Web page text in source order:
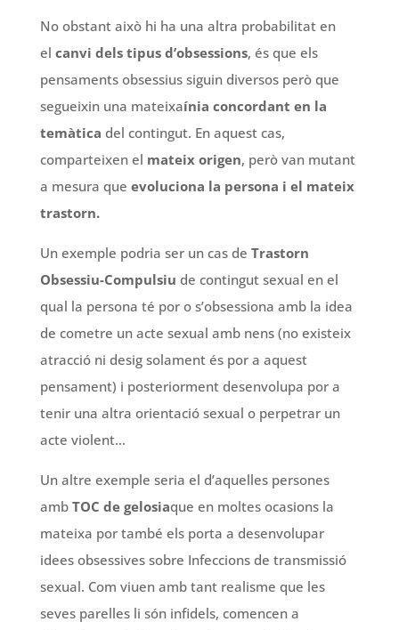
No obstant això hi ha una altra probabilitat en
el canvi dels tipus d’obsessions, és que els
pensaments obsessius siguin diversos però que
segueixin una mateixaínia concordant en la
temàtica del contingut. En aquest cas,
comparteixen el mateix origen, però van mutant
a mesura que evoluciona la persona i el mateix
trastorn.
Un exemple podria ser un cas de Trastorn
Obsessiu-Compulsiu de contingut sexual en el
qual la persona té por o s’obsessiona amb la idea
de cometre un acte sexual amb nens (no existeix
atracció ni desig solament és por a aquest
pensament) i posteriorment desenvolupa por a
tenir una altra orientació sexual o perpetrar un
acte violent…
Un altre exemple seria el d’aquelles persones
amb TOC de gelosiaque en moltes ocasions la
mateixa por també els porta a desenvolupar
idees obsessives sobre Infeccions de transmissió
sexual. Com viuen amb tant realisme que les
seves parelles li són infidels, comencen a